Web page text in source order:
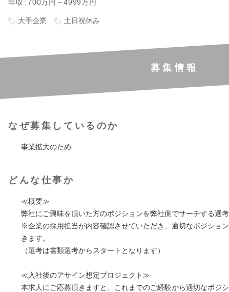
年収 700万円～4999万円
大手企業 土日祝休み
募集情報
なぜ募集しているのか
事業拡大のため
どんな仕事か
≪概要≫
弊社にご興味を頂いた方のポジションを弊社側でサーチする選考
※企業の採用担当が内容確認させていただき、適切なポジショ
きます。
（選考は書類選考からスタートとなります）
≪入社後のアサイン想定プロジェクト≫
本求人にご応募頂きますと、これまでのご経験から適切なポジ